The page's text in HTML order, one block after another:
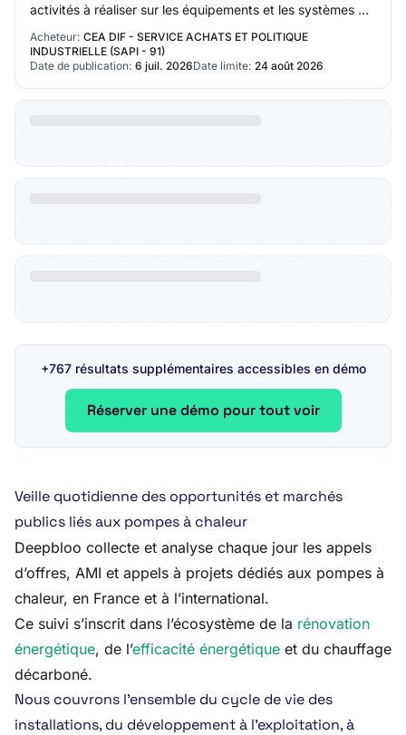
activités à réaliser sur les équipements et les systèmes du
Acheteur: CEA DIF - SERVICE ACHATS ET POLITIQUE
INDUSTRIELLE (SAPI - 91)
Date de publication: 6 juil. 2026Date limite: 24 août 2026
+767 résultats supplémentaires accessibles en démo
Réserver une démo pour tout voir
Veille quotidienne des opportunités et marchés
publics liés aux pompes à chaleur
Deepbloo collecte et analyse chaque jour les appels
d’offres, AMI et appels à projets dédiés aux pompes à
chaleur, en France et à l’international.
Ce suivi s’inscrit dans l’écosystème de la rénovation
énergétique, de l’efficacité énergétique et du chauffage
décarboné.
Nous couvrons l’ensemble du cycle de vie des
installations, du développement à l’exploitation, à